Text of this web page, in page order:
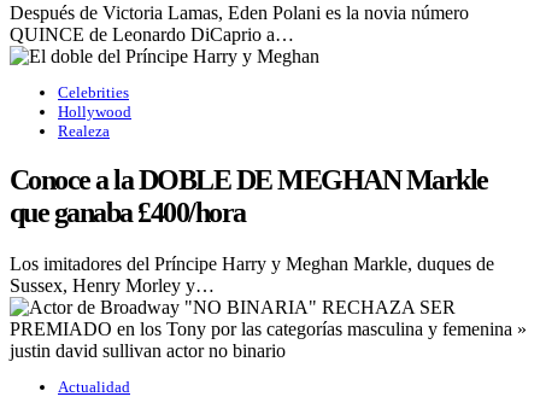
Después de Victoria Lamas, Eden Polani es la novia número
QUINCE de Leonardo DiCaprio a…
Celebrities
Hollywood
Realeza
Conoce a la DOBLE DE MEGHAN Markle
que ganaba £400/hora
Los imitadores del Príncipe Harry y Meghan Markle, duques de
Sussex, Henry Morley y…
Actualidad